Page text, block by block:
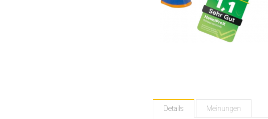
Details Meinungen